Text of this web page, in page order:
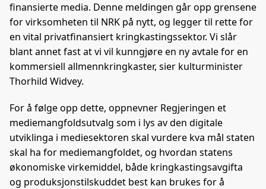
finansierte media. Denne meldingen går opp grensene
for virksomheten til NRK på nytt, og legger til rette for
en vital privatfinansiert kringkastingssektor. Vi slår
blant annet fast at vi vil kunngjøre en ny avtale for en
kommersiell allmennkringkaster, sier kulturminister
Thorhild Widvey.
For å følge opp dette, oppnevner Regjeringen et
mediemangfoldsutvalg som i lys av den digitale
utviklinga i mediesektoren skal vurdere kva mål staten
skal ha for mediemangfoldet, og hvordan statens
økonomiske virkemiddel, både kringkastingsavgifta
og produksjonstilskuddet best kan brukes for å